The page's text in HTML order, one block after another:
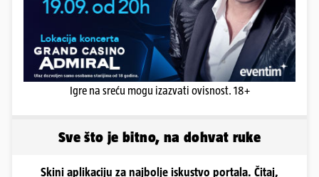
Igre na sreću mogu izazvati ovisnost. 18+
Sve što je bitno, na dohvat ruke
Skini aplikaciju za najbolje iskustvo portala. Čitaj,